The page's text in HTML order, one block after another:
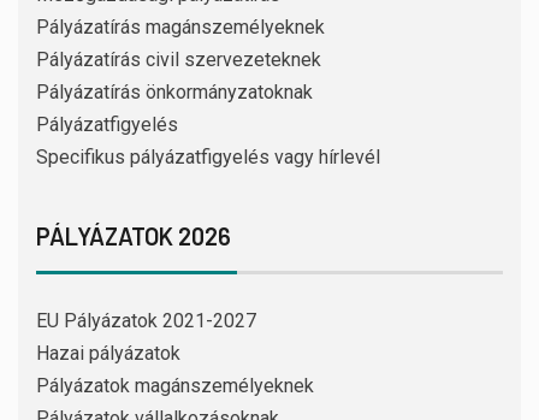
Pályázatírás magánszemélyeknek
Pályázatírás civil szervezeteknek
Pályázatírás önkormányzatoknak
Pályázatfigyelés
Specifikus pályázatfigyelés vagy hírlevél
PÁLYÁZATOK 2026
EU Pályázatok 2021-2027
Hazai pályázatok
Pályázatok magánszemélyeknek